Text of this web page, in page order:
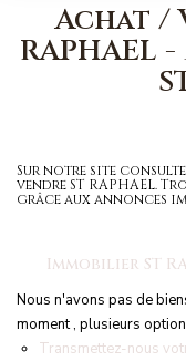
Surface min
Plus de critères
Achat /
RAPHAEL
Sur notre site
vendre ST RAPHAEL.
grâce aux annonces
Immobilier ST
Nous n'avons pas de
moment , plusieurs
Transmettez-nous